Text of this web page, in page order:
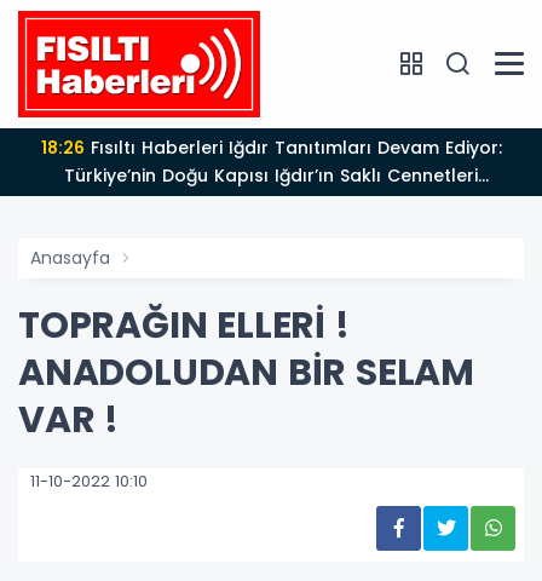
18:26
Türkiye’nin Doğu Kapısı Iğdır’ın Saklı Cennetleri
Keşfedilmeyi Bekliyor
Anasayfa
TOPRAĞIN ELLERİ !
ANADOLUDAN BİR SELAM
VAR !
11-10-2022 10:10